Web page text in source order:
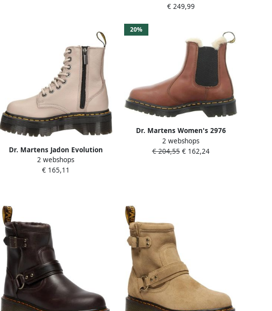
€ 249,99
Dr. Martens Jadon Evolution
Leren Laarzen Beige Dames
2 webshops
€ 165,11
20%
Dr. Martens Women's 2976
Leonore Orleans Winterschoenen
bruin
2 webshops
€ 204,55€ 162,24